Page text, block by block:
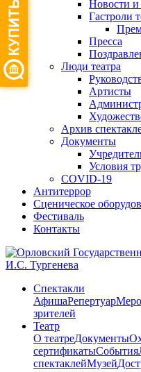
Новости и
Гастроли
Пресса
Люди театра
Артисты
Архив
Документы
Условия
COVID-19
Антитеррор
Сценическое
Фестиваль
Контакты
Спектакли
АфишаРепертуар
зрителей
Театр
О театреДокументы
сертификатыСобытия
спектаклейМузей